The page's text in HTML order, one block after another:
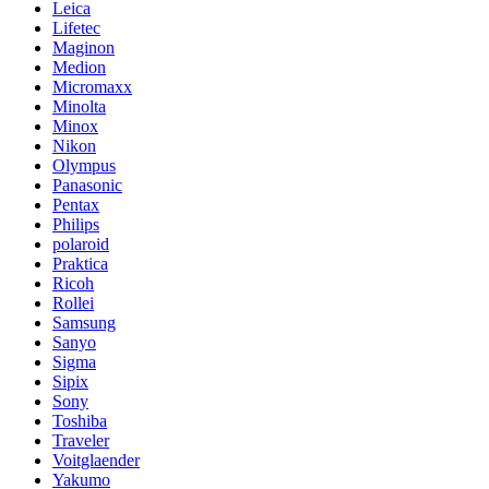
Leica
Lifetec
Maginon
Medion
Micromaxx
Minolta
Minox
Nikon
Olympus
Panasonic
Pentax
Philips
polaroid
Praktica
Ricoh
Rollei
Samsung
Sanyo
Sigma
Sipix
Sony
Toshiba
Traveler
Voitglaender
Yakumo